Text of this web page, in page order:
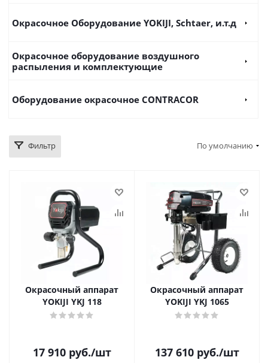
Окрасочное Оборудование YOKIJI, Schtaer, и.т.д
Окрасочное оборудование воздушного
распыления и комплектующие
Оборудование окрасочное CONTRACOR
Фильтр По умолчанию
Окрасочный аппарат
YOKIJI YKJ 118
17 910руб./шт
Окрасочный аппарат
YOKIJI YKJ 1065
137 610руб./шт